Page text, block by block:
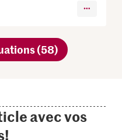
(58)
avec vos